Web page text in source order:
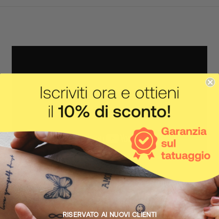
IL CORPO FA IL SUO LAVORO
Come funziona
RISERVATO AI NUOVI CLIENTI